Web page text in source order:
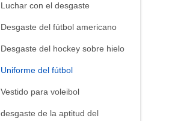
Luchar con el desgaste
Desgaste del fútbol americano
Desgaste del hockey sobre hielo
Uniforme del fútbol
Vestido para voleibol
desgaste de la aptitud del